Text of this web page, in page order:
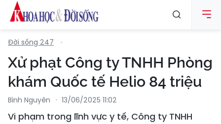
Đời sống 247
Xử phạt Công ty TNHH Phòng
khám Quốc tế Helio 84 triệu
Bình Nguyên 13/06/2025 11:02
Vi phạm trong lĩnh vực y tế, Công ty TNHH